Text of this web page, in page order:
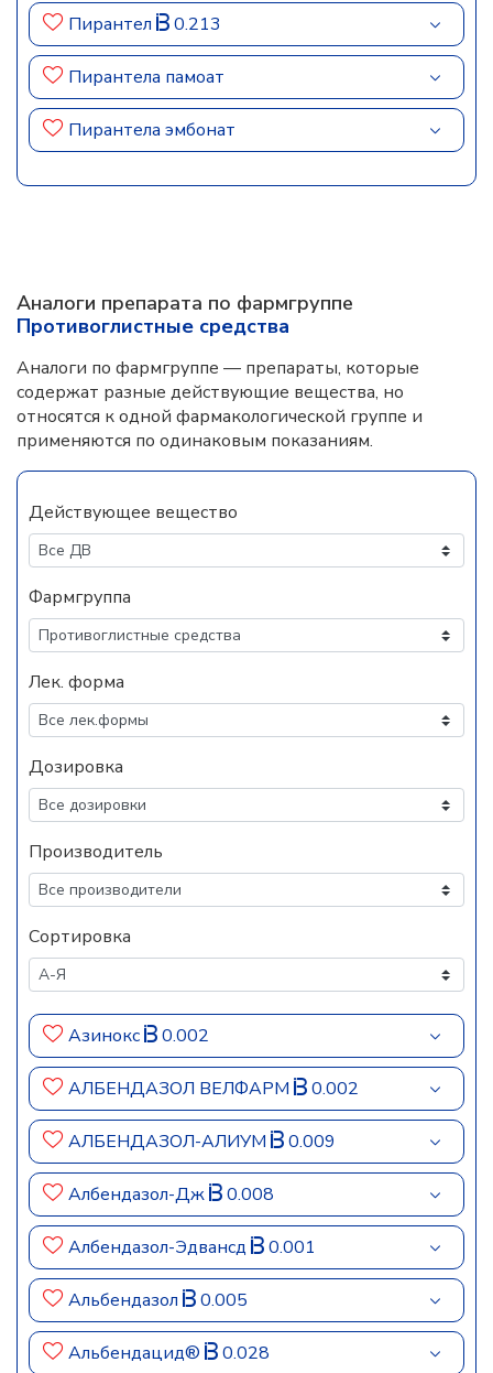
Пирантел 0.213
Пирантела памоат
Пирантела эмбонат
Аналоги препарата по фармгруппе
Противоглистные средства
Аналоги по фармгруппе — препараты, которые
содержат разные действующие вещества, но
относятся к одной фармакологической группе и
применяются по одинаковым показаниям.
Действующее вещество
Фармгруппа
Лек. форма
Дозировка
Производитель
Сортировка
Азинокс 0.002
АЛБЕНДАЗОЛ ВЕЛФАРМ 0.002
АЛБЕНДАЗОЛ-АЛИУМ 0.009
Албендазол-Дж 0.008
Албендазол-Эдвансд 0.001
Альбендазол 0.005
Альбендацид® 0.028